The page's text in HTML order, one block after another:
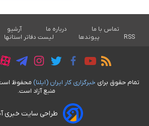
تماس با ما درباره ما آرشیو
RSS
پیوندها لیست دفاتر استانها
تمام حقوق برای خبرگزاری کار ايران (ايلنا) محفوظ است.
منبع آزاد است.
طراحی سایت خبری